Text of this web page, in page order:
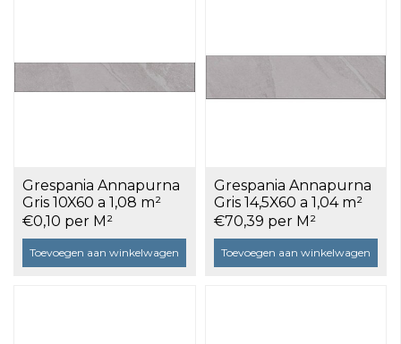
Grespania Annapurna
Gris 10X60 a 1,08 m²
€0,10 per M²
Toevoegen aan winkelwagen
Grespania Annapurna
Gris 14,5X60 a 1,04 m²
€70,39 per M²
Toevoegen aan winkelwagen